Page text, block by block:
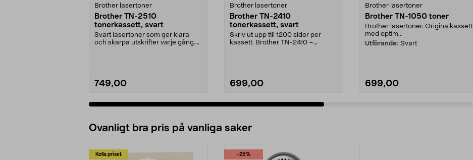
Brother lasertoner
Brother TN-2510
tonerkassett, svart
Svart lasertoner som ger klara
och skarpa utskrifter varje gång.
749,00
Brother lasertoner
Brother TN-2410
tonerkassett, svart
Skriv ut upp till 1200 sidor per
kassett. Brother TN-2410 –
699,00
Brother lasertoner
Brother TN-1050 toner
Brother lasertoner. Originalkassett
med optim...
Utförande: Svart
699,00
Ovanligt bra pris på vanliga saker
Kolla priset -25%